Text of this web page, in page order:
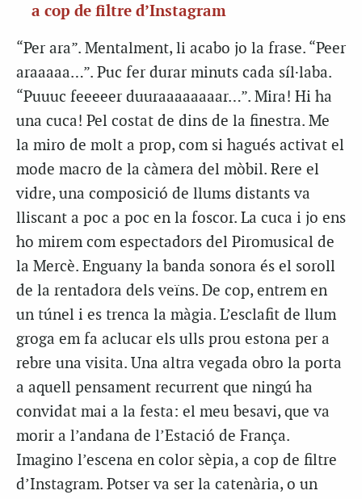
a cop de filtre d’Instagram
“Per ara”. Mentalment, li acabo jo la frase. “Peer
araaaaa…”. Puc fer durar minuts cada síl·laba.
“Puuuc feeeeer duuraaaaaaaar…”. Mira! Hi ha
una cuca! Pel costat de dins de la finestra. Me
la miro de molt a prop, com si hagués activat el
mode macro de la càmera del mòbil. Rere el
vidre, una composició de llums distants va
lliscant a poc a poc en la foscor. La cuca i jo ens
ho mirem com espectadors del Piromusical de
la Mercè. Enguany la banda sonora és el soroll
de la rentadora dels veïns. De cop, entrem en
un túnel i es trenca la màgia. L’esclafit de llum
groga em fa aclucar els ulls prou estona per a
rebre una visita. Una altra vegada obro la porta
a aquell pensament recurrent que ningú ha
convidat mai a la festa: el meu besavi, que va
morir a l’andana de l’Estació de França.
Imagino l’escena en color sèpia, a cop de filtre
d’Instagram. Potser va ser la catenària, o un